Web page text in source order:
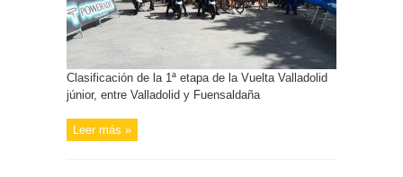
Clasificación de la 1ª etapa de la Vuelta Valladolid
júnior, entre Valladolid y Fuensaldaña
Leer más »